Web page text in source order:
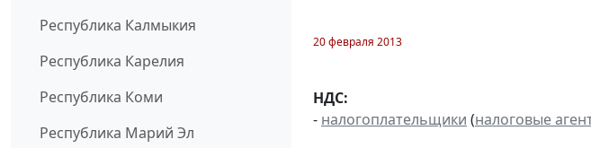
Республика Калмыкия
Республика Карелия
Республика Коми
Республика Марий Эл
20 февраля 2013
НДС:
- налогоплательщики (налоговые